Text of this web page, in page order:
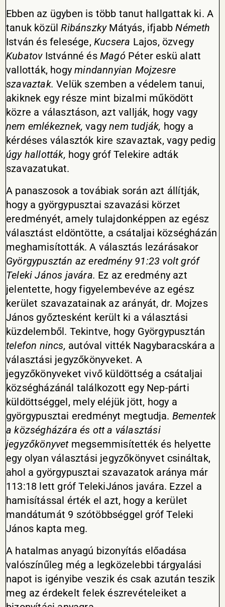
Ebben az ügyben is több tanut hallgattak ki. A
tanuk közülRibánszkyMátyás, ifjabbNémeth
István és felesége, Kucsera Lajos, özvegy
KubatovIstvánné ésMagóPéter eskü alatt
vallották, hogymindannyian Mojzesre
szavaztak. Velük szemben a védelem tanui,
akiknek egy része mint bizalmi működött
közre a választáson, azt vallják, hogy vagy
nem emlékeznek, vagynem tudják, hogy a
kérdéses választók kire szavaztak, vagy pedig
úgy hallották, hogy gróf Telekire adták
szavazatukat.
A panaszosok a továbiak során azt állítják,
hogy a györgypusztai szavazási körzet
eredményét, amely tulajdonképpen az egész
választást eldöntötte, a csátaljai községházán
meghamisították. A választás lezárásakor
Györgypusztán az eredmény 91:23 volt gróf
Teleki János javára. Ez az eredmény azt
jelentette, hogy figyelembevéve az egész
kerület szavazatainak az arányát, dr. Mojzes
János győztesként került ki a választási
küzdelemből. Tekintve, hogy Györgypusztán
telefon nincs, autóval vitték Nagybaracskára a
választási jegyzőkönyveket. A
jegyzőkönyveket vivő küldöttség a csátaljai
községházánál találkozott egy Nep-párti
küldöttséggel, mely eléjük jött, hogy a
györgypusztai eredményt megtudja. Bementek
a községházára és ott a választási
jegyzőkönyvet megsemmisítették és helyette
egy olyan választási jegyzőkönyvet csináltak,
ahol a györgypusztai szavazatok aránya már
113:18 lett gróf TelekiJános javára. Ezzel a
hamisítással érték el azt, hogy a kerület
mandátumát 9 szótöbbséggel gróf Teleki
János kapta meg.
A hatalmas anyagú bizonyítás előadása
valószínűleg még a legközelebbi tárgyalási
napot is igényibe veszik és csak azután teszik
meg az érdekelt felek észrevételeiket a